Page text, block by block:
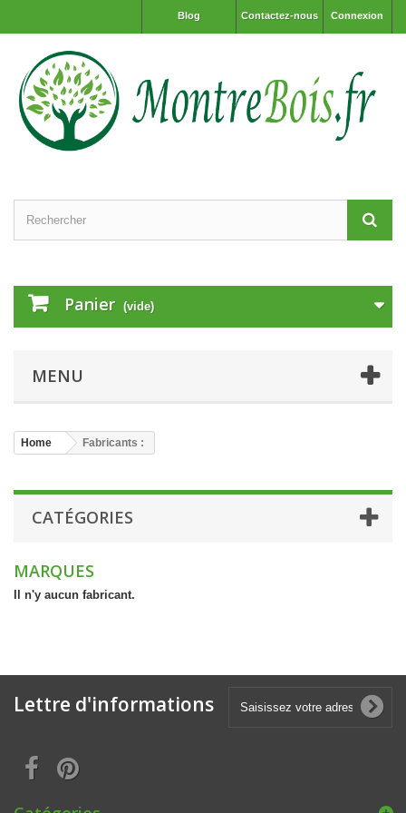
Connexion
Contactez-nous
Blog
Panier (vide)
MENU
Home Fabricants :
CATÉGORIES
MARQUES
Il n'y aucun fabricant.
Lettre d'informations